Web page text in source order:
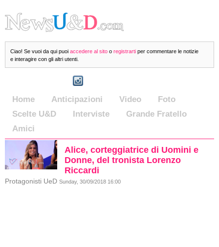
Ciao! Se vuoi da qui puoi accedere al sito o registrarti per commentare le notizie
e interagire con gli altri utenti.
Home Anticipazioni Video
Foto
Scelte U&D
Interviste
Grande Fratello
Amici
Alice, corteggiatrice di Uomini e
Donne, del tronista Lorenzo
Riccardi
Protagonisti UeD Sunday, 30/09/2018 16:00